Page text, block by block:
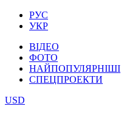
РУС
УКР
ВІДЕО
ФОТО
НАЙПОПУЛЯРНІШІ
СПЕЦПРОЕКТИ
USD